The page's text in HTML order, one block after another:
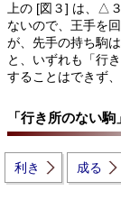
上の [図３] は、△
ないので、王手を
が、先手の持ち駒
と、いずれも「行
することはできず
「行き所のない
利き 成る